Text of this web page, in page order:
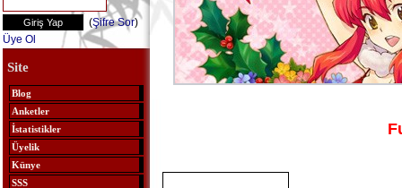
(Şifre Sor)
Üye Ol
Site
Blog
Anketler
İstatistikler
Üyelik
Künye
SSS